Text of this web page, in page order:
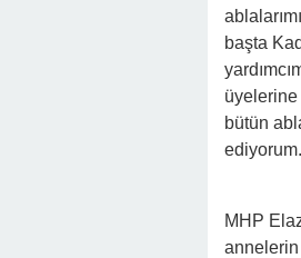
başta
üyelerine
bütün
MHP
annelerin